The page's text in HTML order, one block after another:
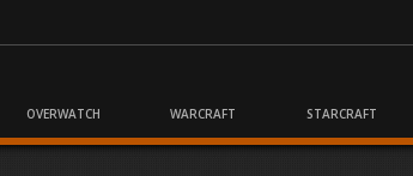
OVERWATCH WARCRAFT STARCRAFT